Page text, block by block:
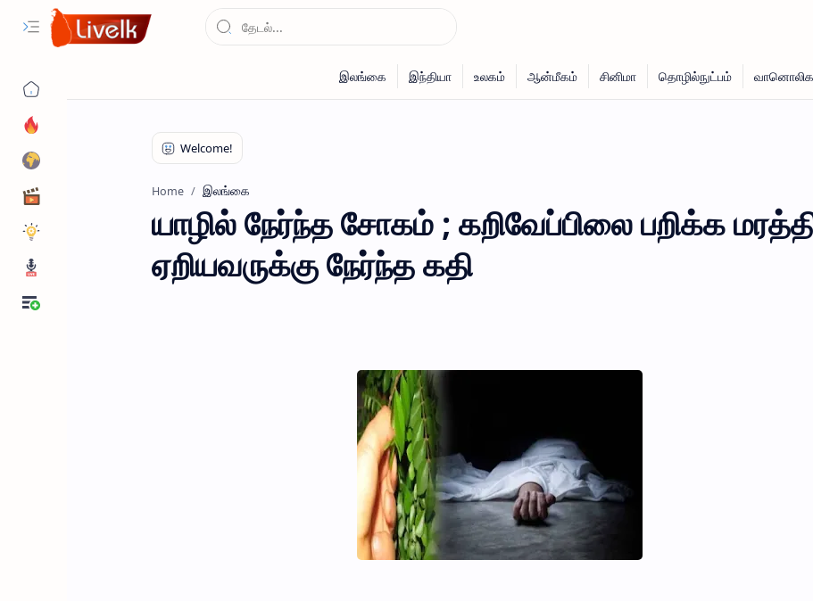
Home இலங்கை
யாழில் நேர்ந்த சோகம் ; கறிவேப்பிலை பறிக்க
ஏறியவருக்கு நேர்ந்த கதி